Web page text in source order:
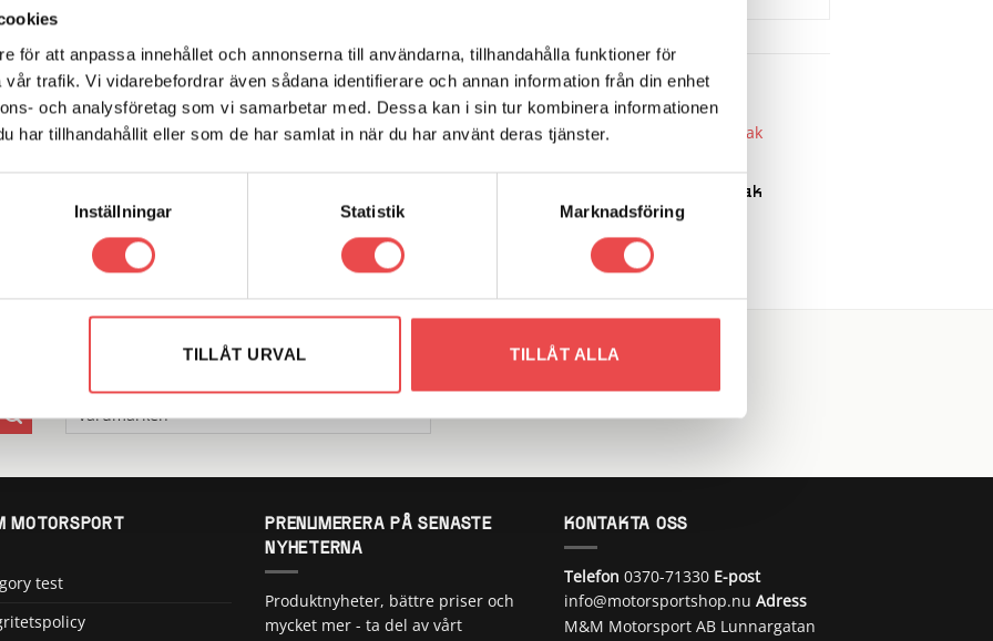
för att anpassa innehållet och annonserna till användarna, tillhandahålla funktioner för
trafik. Vi vidarebefordrar även sådana identifierare och annan information från din enhet
och analysföretag som vi samarbetar med. Dessa kan i sin tur kombinera informationen
har tillhandahållit eller som de har samlat in när du har använt deras tjänster.
Inställningar Statistik Marknadsföring
TILLÅT URVAL TILLÅT ALLA
Add to
TILL I VARUKORG
Add to
LÄGG TILL I VARUKORG
Stålspak Volvo M45-47 rak
2 750kr
LÄGG TILL I VARUKORG
MOTORSPORT
test
PRENUMERERA PÅ SENASTE
NYHETERNA
Produktnyheter, bättre priser och
mycket mer - ta del av vårt
KONTAKTA OSS
Telefon 0370-71330 E-post
info@motorsportshop.nu Adress
M&M Motorsport AB Lunnargatan